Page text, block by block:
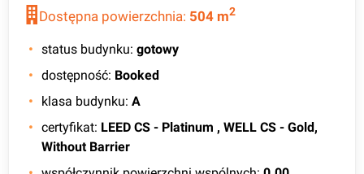
Dostępna powierzchnia: 504 m2
status budynku: gotowy
dostępność: Booked
klasa budynku: A
certyfikat: LEED CS - Platinum , WELL CS - Gold,
Without Barrier